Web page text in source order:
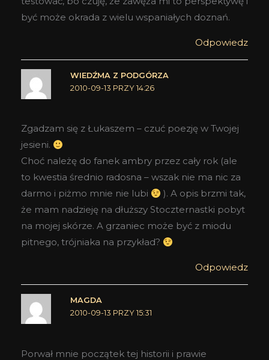
być może okrada z wielu wspaniałych doznań.
Odpowiedz
WIEDŹMA Z PODGÓRZA
2010-09-13 PRZY 14:26
Zgadzam się z Łukaszem – czuć poezję w Twojej
jesieni.
Choć należę do fanek ambry przez cały rok (ale
to kwestia średnio radosna – wszak nie ma nic za
darmo i piżmo mnie nie lubi
). A opis brzmi tak,
że mam nadzieję na dłuższy Stoczternastki pobyt
na mojej skórze. A grzaniec może być z miodu
pitnego, trójniaka na przykład?
Odpowiedz
MAGDA
2010-09-13 PRZY 15:31
Porwał mnie początek tej historii i prawie